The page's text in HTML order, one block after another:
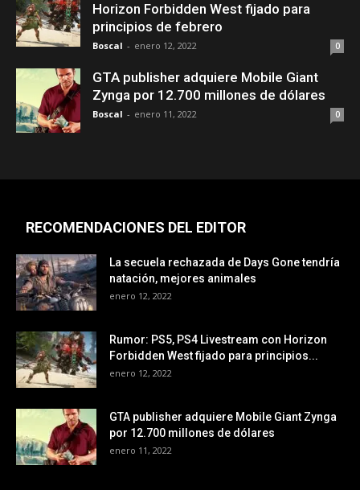
Horizon Forbidden West fijado para
principios de febrero
Boscal - enero 12, 2022 0
GTA publisher adquiere Mobile Giant
Zynga por 12.700 millones de dólares
Boscal - enero 11, 2022 0
RECOMENDACIONES DEL EDITOR
La secuela rechazada de Days Gone tendría
natación, mejores animales
enero 12, 2022
Rumor: PS5, PS4 Livestream con Horizon
Forbidden West fijado para principios...
enero 12, 2022
GTA publisher adquiere Mobile Giant Zynga
por 12.700 millones de dólares
enero 11, 2022